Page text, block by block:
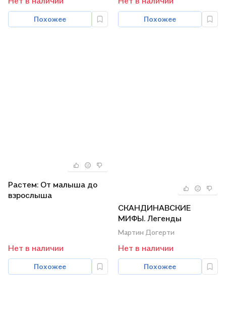
Похожее Похожее
Растем: От малыша до
взрослыша
Нет в наличии
Похожее
СКАНДИНАВСКИЕ
МИФЫ. Легенды
викингов о героях и богах
Мартин Догерти
Нет в наличии
Похожее